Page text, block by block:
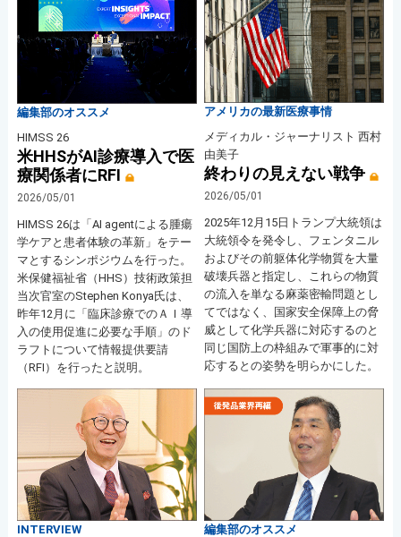
編集部のオススメ
HIMSS 26
米HHSがAI診療導入で医
療関係者にRFI
2026/05/01
HIMSS 26は「AI agentによる腫瘍
学ケアと患者体験の革新」をテー
マとするシンポジウムを行った。
米保健福祉省（HHS）技術政策担
当次官室のStephen Konya氏は、
昨年12月に「臨床診療でのＡＩ導
入の使用促進に必要な手順」のド
ラフトについて情報提供要請
（RFI）を行ったと説明。
アメリカの最新医療事情
メディカル・ジャーナリスト 西村
由美子
終わりの見えない戦争
2026/05/01
2025年12月15日トランプ大統領は
大統領令を発令し、フェンタニル
およびその前躯体化学物質を大量
破壊兵器と指定し、これらの物質
の流入を単なる麻薬密輸問題とし
てではなく、国家安全保障上の脅
威として化学兵器に対応するのと
同じ国防上の枠組みで軍事的に対
応するとの姿勢を明らかにした。
INTERVIEW
編集部のオススメ